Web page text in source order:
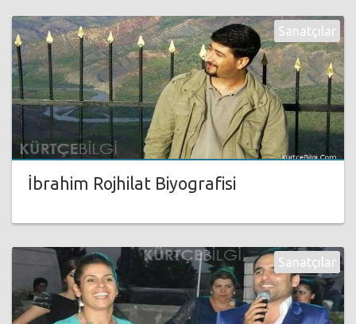
Sanatçılar
İbrahim Rojhilat Biyografisi
Sanatçılar